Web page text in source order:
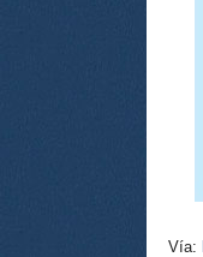
Vía: